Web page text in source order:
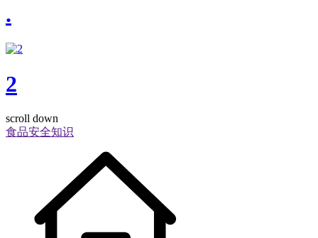
.
2
scroll down
食品安全知识